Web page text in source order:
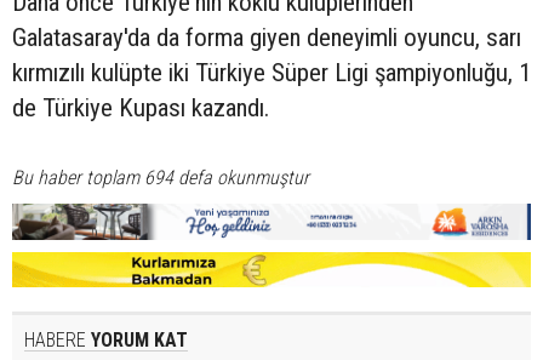
Galatasaray'da da forma giyen deneyimli oyuncu, sarı
kırmızılı kulüpte iki Türkiye Süper Ligi şampiyonluğu, 1
de Türkiye Kupası kazandı.
Bu haber toplam 694 defa okunmuştur
HABERE YORUM KAT